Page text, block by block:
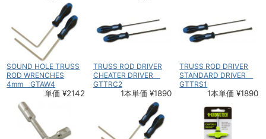
SOUND HOLE TRUSS
ROD WRENCHES
4mm GTAW4
単価 ¥2142
TRUSS ROD DRIVER
CHEATER DRIVER
GTTRC2
1本単価 ¥1890
TRUSS ROD DRIVER
STANDARD DRIVER
GTTRS1
1本単価 ¥1890